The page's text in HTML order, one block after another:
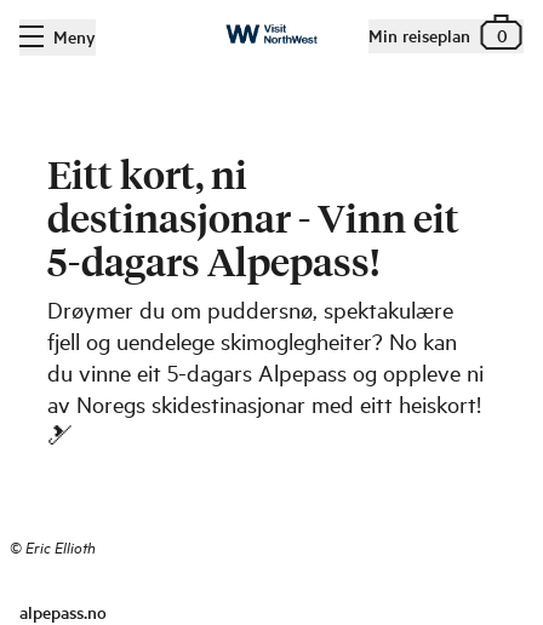
Meny Min reiseplan 0
Eitt kort, ni
destinasjonar - Vinn eit
5-dagars Alpepass!
Drøymer du om puddersnø, spektakulære
fjell og uendelege skimoglegheiter? No kan
du vinne eit 5-dagars Alpepass og oppleve ni
av Noregs skidestinasjonar med eitt heiskort!
🎿
©Eric Ellioth
alpepass.no